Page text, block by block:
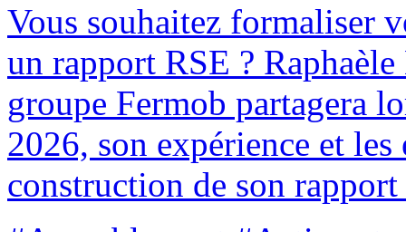
Vous souhaitez formaliser
un rapport RSE ?
groupe Fermob partagera
2026, son expérience et
construction de son